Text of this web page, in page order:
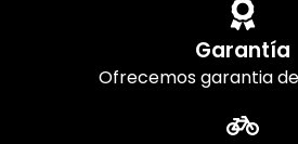
Garantía
Ofrecemos garantia